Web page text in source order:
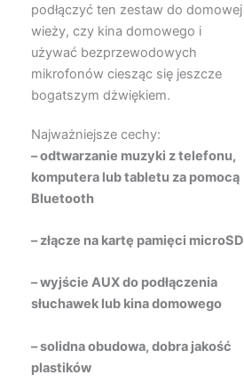
podłączyć ten zestaw do domowej
wieży, czy kina domowego i
używać bezprzewodowych
mikrofonów ciesząc się jeszcze
bogatszym dżwiękiem.
Najważniejsze cechy:
– odtwarzanie muzyki z telefonu,
komputera lub tabletu za pomocą
Bluetooth
– złącze na kartę pamięci microSD
– wyjście AUX do podłączenia
słuchawek lub kina domowego
– solidna obudowa, dobra jakość
plastików